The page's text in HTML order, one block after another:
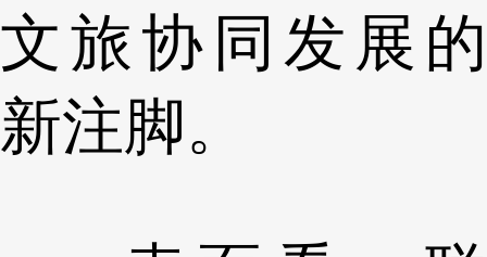
文旅协同发展的
新注脚。